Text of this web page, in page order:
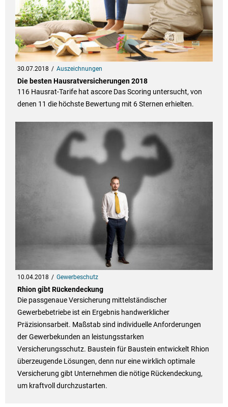
30.07.2018 Auszeichnungen
Die besten Hausratversicherungen 2018
116 Hausrat-Tarife hat ascore Das Scoring untersucht, von
denen 11 die höchste Bewertung mit 6 Sternen erhielten.
10.04.2018 Gewerbeschutz
Rhion gibt Rückendeckung
Die passgenaue Versicherung mittelständischer
Gewerbebetriebe ist ein Ergebnis handwerklicher
Präzisionsarbeit. Maßstab sind individuelle Anforderungen
der Gewerbekunden an leistungsstarken
Versicherungsschutz. Baustein für Baustein entwickelt Rhion
überzeugende Lösungen, denn nur eine wirklich optimale
Versicherung gibt Unternehmen die nötige Rückendeckung,
um kraftvoll durchzustarten.